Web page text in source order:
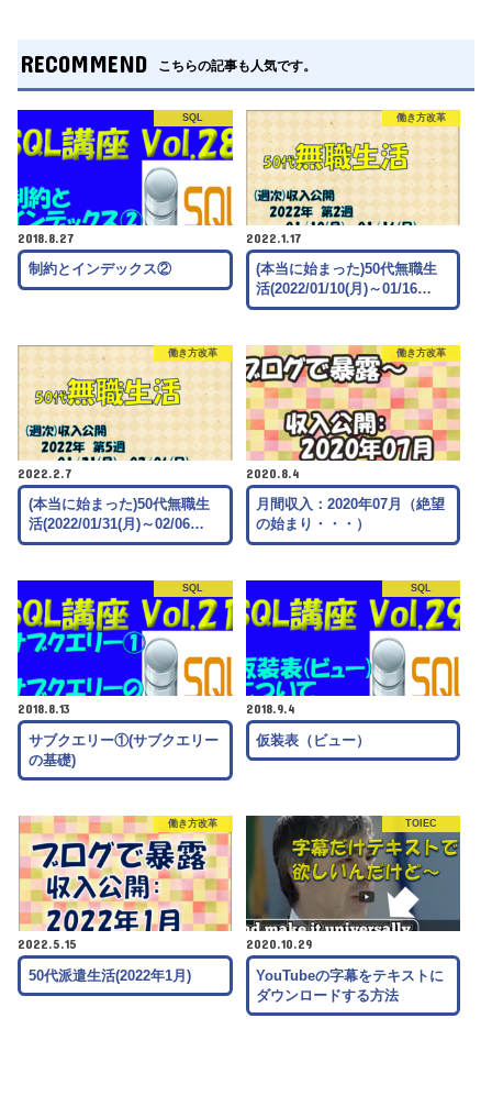
RECOMMEND こちらの記事も人気です。
SQL
2018.8.27
制約とインデックス②
働き方改革
2022.1.17
(本当に始まった)50代無職生
活(2022/01/10(月)～01/16…
働き方改革
2022.2.7
(本当に始まった)50代無職生
活(2022/01/31(月)～02/06…
働き方改革
2020.8.4
月間収入：2020年07月（絶望
の始まり・・・）
SQL
2018.8.13
サブクエリー①(サブクエリー
の基礎)
SQL
2018.9.4
仮装表（ビュー）
働き方改革
2022.5.15
50代派遣生活(2022年1月)
TOIEC
2020.10.29
YouTubeの字幕をテキストに
ダウンロードする方法